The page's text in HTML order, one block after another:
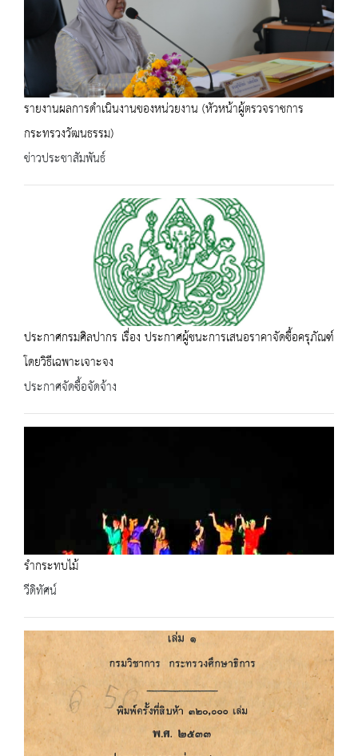
รายงานผลการดำเนินงานของหน่วยงาน (หัวหน้าผู้ตรวจราชการ
กระทรวงวัฒนธรรม)
ข่าวประชาสัมพันธ์
ประกาศกรมศิลปากร เรื่อง ประกาศผู้ชนะการเสนอราคาจัดซื้อครุภัณฑ์
โดยวิธีเฉพาะเจาะจง
ประกาศจัดซื้อจัดจ้าง
รำกระทบไม้
วีดิทัศน์